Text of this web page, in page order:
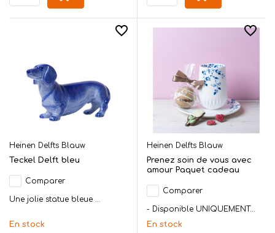
Heinen Delfts Blauw
Teckel Delft bleu
Comparer
Une jolie statue bleue ...
En stock
Heinen Delfts Blauw
Prenez soin de vous avec
amour Paquet cadeau
Comparer
- Disponible UNIQUEMENT...
En stock